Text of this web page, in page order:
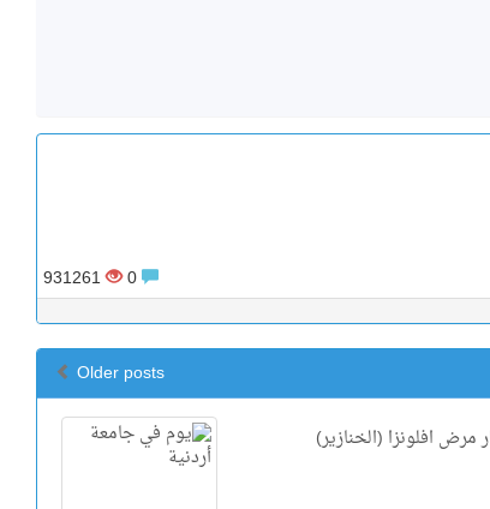
931261
Older posts
افلونزا (الخنازير)